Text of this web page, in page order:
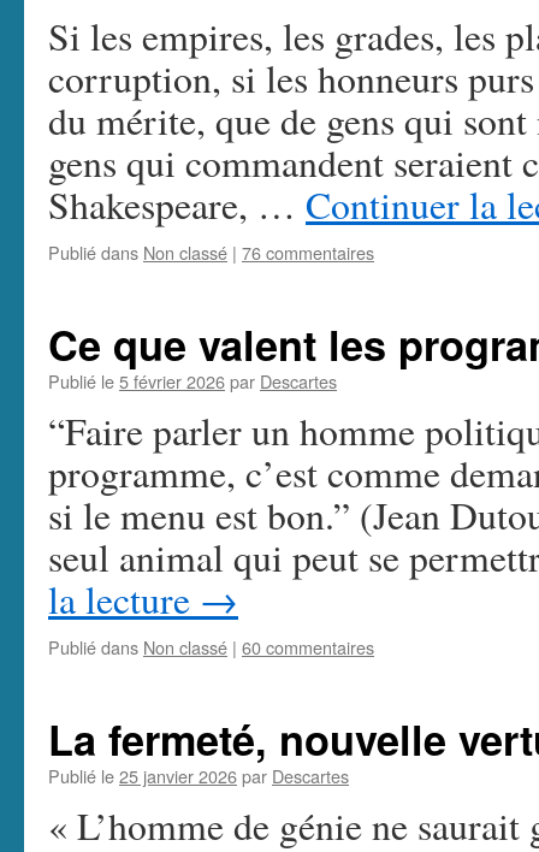
Si les empires, les grades, les
corruption, si les honneurs
du mérite, que de gens qui
gens qui commandent
Shakespeare, … Continuer la
Publié dans Non classé | 76 commentaires
Ce que valent les
Publié le5 février 2026par Descartes
“Faire parler un homme
programme, c’est comme
si le menu est bon.” (Jean
seul animal qui peut se
la lecture →
Publié dans Non classé | 60 commentaires
La fermeté, nouvelle
Publié le25 janvier 2026par Descartes
« L’homme de génie ne